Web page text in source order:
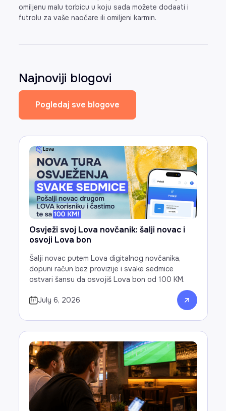
omiljenu malu torbicu u koju sada možete dodaati i
futrolu za vaše naočare ili omiljeni karmin.
Najnoviji blogovi
Pogledaj sve blogove
Osvježi svoj Lova novčanik: šalji novac i
osvoji Lova bon
Šalji novac putem Lova digitalnog novčanika,
dopuni račun bez provizije i svake sedmice
ostvari šansu da osvojiš Lova bon od 100 KM.
July 6, 2026